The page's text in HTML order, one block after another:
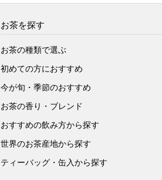
お茶を探す
お茶の種類で選ぶ
初めての方におすすめ
今が旬・季節のおすすめ
お茶の香り・ブレンド
おすすめの飲み方から探す
世界のお茶産地から探す
ティーバッグ・缶入から探す